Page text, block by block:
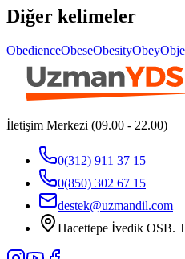
Diğer kelimeler
ObedienceObeseObesityObey
İletişim Merkezi (09.00 - 22.00)
0(312) 911 37 15
0(850) 302 67 15
destek@uzmandil.com
Hacettepe İvedik OSB.